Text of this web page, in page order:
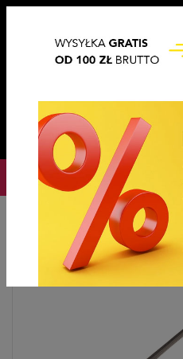
OKAZJE
PASKI